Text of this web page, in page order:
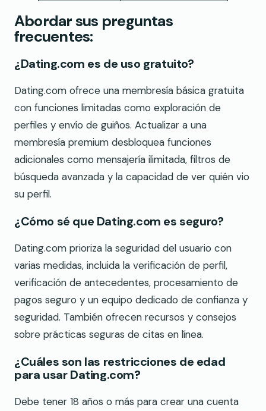
Abordar sus preguntas
frecuentes:
¿Dating.com es de uso gratuito?
Dating.com ofrece una membresía básica gratuita
con funciones limitadas como exploración de
perfiles y envío de guiños. Actualizar a una
membresía premium desbloquea funciones
adicionales como mensajería ilimitada, filtros de
búsqueda avanzada y la capacidad de ver quién vio
su perfil.
¿Cómo sé que Dating.com es seguro?
Dating.com prioriza la seguridad del usuario con
varias medidas, incluida la verificación de perfil,
verificación de antecedentes, procesamiento de
pagos seguro y un equipo dedicado de confianza y
seguridad. También ofrecen recursos y consejos
sobre prácticas seguras de citas en línea.
¿Cuáles son las restricciones de edad
para usar Dating.com?
Debe tener 18 años o más para crear una cuenta